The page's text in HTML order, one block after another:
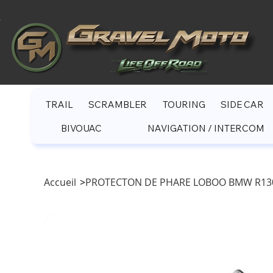
Accueil >PROTECTON DE PHARE LOBOO BMW
TRAIL SCRAMBLER TOURING SIDE CAR
BIVOUAC NAVIGATION / INTERCOM